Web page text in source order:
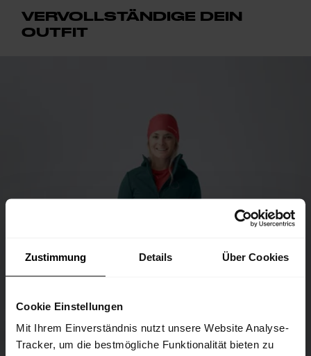
Zustimmung Details Über Cookies
Cookie Einstellungen
Mit Ihrem Einverständnis nutzt unsere Website Analyse-
Tracker, um die bestmögliche Funktionalität bieten zu
VERVOLLSTÄNDIGE DEIN
OUTFIT